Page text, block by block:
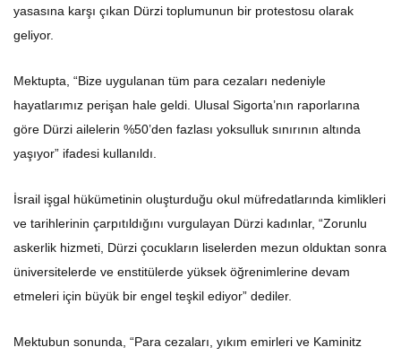
yasasına karşı çıkan Dürzi toplumunun bir protestosu olarak
geliyor.
Mektupta, “Bize uygulanan tüm para cezaları nedeniyle
hayatlarımız perişan hale geldi. Ulusal Sigorta’nın raporlarına
göre Dürzi ailelerin %50’den fazlası yoksulluk sınırının altında
yaşıyor” ifadesi kullanıldı.
İsrail işgal hükümetinin oluşturduğu okul müfredatlarında kimlikleri
ve tarihlerinin çarpıtıldığını vurgulayan Dürzi kadınlar, “Zorunlu
askerlik hizmeti, Dürzi çocukların liselerden mezun olduktan sonra
üniversitelerde ve enstitülerde yüksek öğrenimlerine devam
etmeleri için büyük bir engel teşkil ediyor” dediler.
Mektubun sonunda, “Para cezaları, yıkım emirleri ve Kaminitz